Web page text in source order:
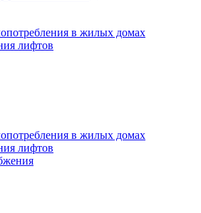
в жилых домах
лифтов
в жилых домах
лифтов